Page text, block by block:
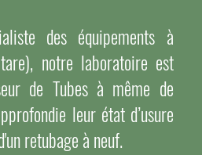
des équipements à
notre laboratoire est
de Tubes à même de
leur état d’usure
retubage à neuf.